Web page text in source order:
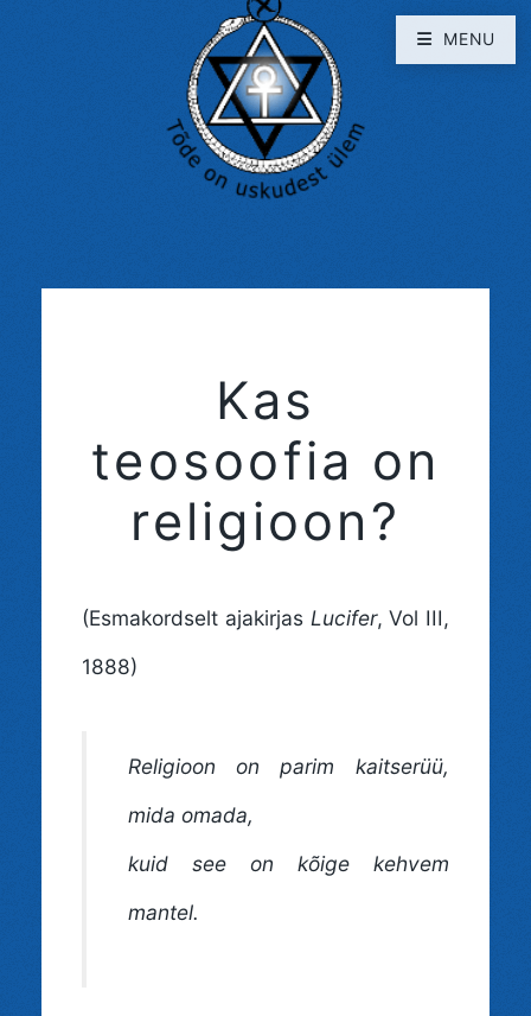
Kas
teosoofia on
religioon?
(Esmakordselt ajakirjas Lucifer, Vol III,
1888)
Religioon on parim kaitserüü,
mida omada,
kuid see on kõige kehvem
mantel.
MENU